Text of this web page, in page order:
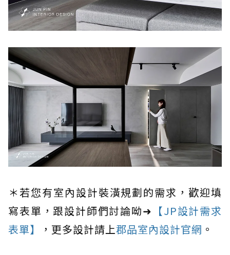
＊若您有室內設計裝潢規劃的需求，歡迎填
寫表單，跟設計師們討論呦➜ 【JP設計需求
表單】
，更多設計請上郡品室內設計官網 。